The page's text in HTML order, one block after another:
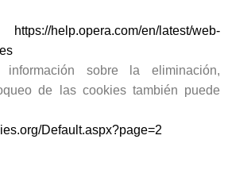
https://help.opera.com/en/latest/web-
sobre la eliminación,
de las cookies también puede
Default.aspx?page=2